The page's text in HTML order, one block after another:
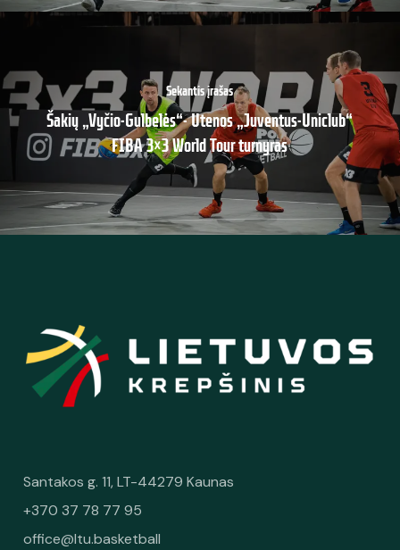
Sekantis įrašas
Šakių „Vyčio-Gulbelės“- Utenos „Juventus-Uniclub“
FIBA 3×3 World Tour turnyras
Santakos g. 11, LT-44279 Kaunas
+370 37 78 77 95
office@ltu.basketball